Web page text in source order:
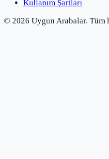
Kullanım Şartları
© 2026 Uygun Arabalar. Tüm